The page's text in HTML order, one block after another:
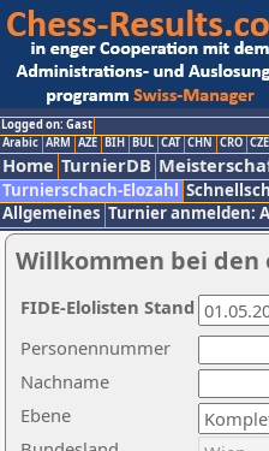
Logged on: Gast
Arabic ARM AZE BIH BUL CAT CHN CRO CZE
Home TurnierDB
Turnierschach-Elozahl
Allgemeines Turnier anmelden:
Willkommen bei den
Nachname
Ebene
Personennummer
FIDE-Elolisten Stand